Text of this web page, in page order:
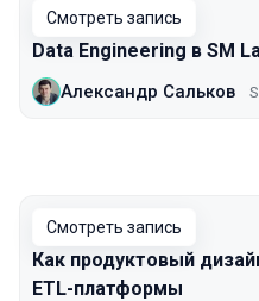
Смотреть запись
Data Engineering в SM
Александр Сальков
Смотреть запись
Как продуктовый
ETL-платформы